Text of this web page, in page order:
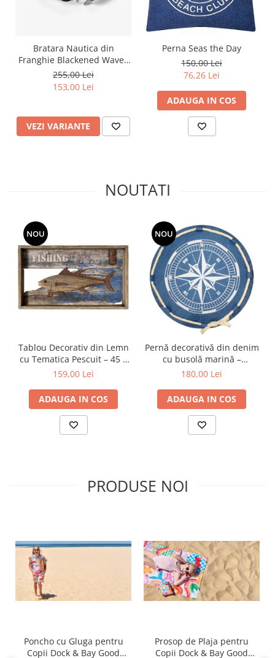
Bratara Nautica din
Franghie Blackened Waves
– Old Skipper
255,00 Lei
153,00 Lei
VEZI VARIANTE
Perna Seas the Day
150,00 Lei
76,26 Lei
ADAUGA IN COS
NOUTATI
NOU
Tablou Decorativ din Lemn
cu Tematica Pescuit – 45 x
26 x 3 cm
159,00 Lei
ADAUGA IN COS
NOU
Pernă decorativă din denim
cu busolă marină –
41x41x10 cm
180,00 Lei
ADAUGA IN COS
PRODUSE NOI
Poncho cu Gluga pentru
Copii Dock & Bay Good
Prosop de Plaja pentru
Copii Dock & Bay Good